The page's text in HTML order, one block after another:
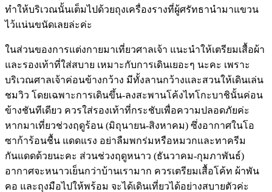
ทำให้บริเวณนั้นเต็มไปด้วยถุงเครื่องรางที่ผู้ศรัทธานำมาแขวน
ไว้แน่นขนัดเลยล่ะค่ะ
ในส่วนของการแต่งกายมาเที่ยวศาลเจ้า แนะนำให้เตรียมเสื้อผ้า
และรองเท้าที่ใส่สบาย เหมาะกับการเดินเยอะๆ นะคะ เพราะ
บริเวณศาลเจ้าค่อนข้างกว้าง มีทั้งลานกว้างและสวนให้เดินเล่น
ชมวิว โดยเฉพาะการเดินขึ้น-ลงสะพานโค้งไทโกะบาชินั้นค่อน
ข้างชันทีเดียว ควรใส่รองเท้าที่กระชับเพื่อความปลอดภัยค่ะ
หากมาเที่ยวช่วงฤดูร้อน (มิถุนายน-สิงหาคม) ซึ่งอากาศในโอ
ซาก้าร้อนชื้น แดดแรง อย่าลืมพกร่มหรือหมวกและทาครีม
กันแดดด้วยนะคะ ส่วนช่วงฤดูหนาว (ธันวาคม-กุมภาพันธ์)
อากาศจะหนาวเย็นกว่าบ้านเรามาก ควรเตรียมเสื้อโค้ท ผ้าพัน
คอ และถุงมือไปให้พร้อม จะได้เดินเที่ยวได้อย่างสบายตัวค่ะ